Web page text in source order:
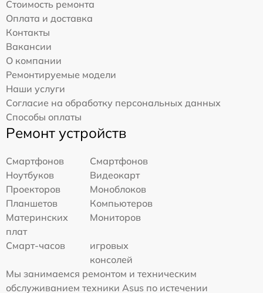
Стоимость ремонта
Оплата и доставка
Контакты
Вакансии
О компании
Ремонтируемые модели
Наши услуги
Согласие на обработку персональных данных
Способы оплаты
Ремонт устройств
Смартфонов
Смартфонов
Ноутбуков
Видеокарт
Проекторов
Моноблоков
Планшетов
Компьютеров
Материнских
плат
Мониторов
Смарт-часов
игровых
консолей
Мы занимаемся ремонтом и техническим
обслуживанием техники Asus по истечении